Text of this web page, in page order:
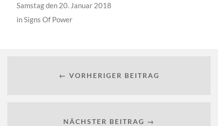
Samstag den 20. Januar 2018
inSigns Of Power
← VORHERIGER BEITRAG
NÄCHSTER BEITRAG →